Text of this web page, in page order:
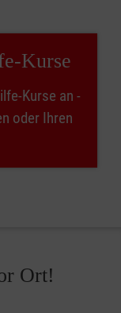
Kurse
Kurse an -
oder Ihren
Ort!